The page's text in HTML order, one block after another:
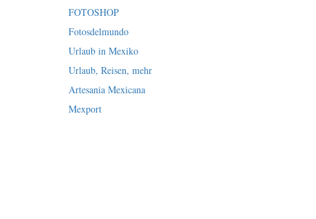
FOTOSHOP
Fotosdelmundo
Urlaub in Mexiko
Urlaub, Reisen, mehr
Artesania Mexicana
Mexport